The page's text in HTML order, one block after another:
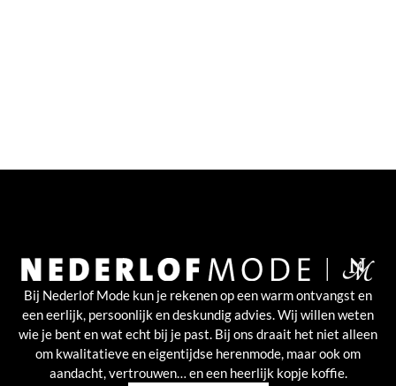
Bij Nederlof Mode kun je rekenen op een warm ontvangst en
een eerlijk, persoonlijk en deskundig advies. Wij willen weten
wie je bent en wat echt bij je past. Bij ons draait het niet alleen
om kwalitatieve en eigentijdse herenmode, maar ook om
aandacht, vertrouwen… en een heerlijk kopje koffie.